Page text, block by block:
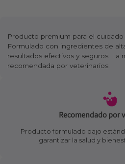
Producto premium para el cuidado
Formulado con ingredientes de
resultados efectivos y seguros. La
recomendada por veterinarios.
Recomendado por
Producto formulado bajo
garantizar la salud y